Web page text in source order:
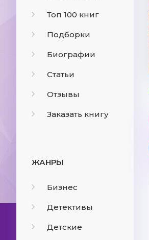
Топ 100 книг
Подборки
Биографии
Статьи
Отзывы
Заказать книгу
ЖАНРЫ
Бизнес
Детективы
Детские